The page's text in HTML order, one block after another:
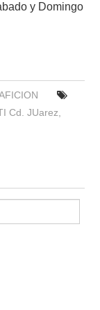
y Domingo
Cd. JUarez,